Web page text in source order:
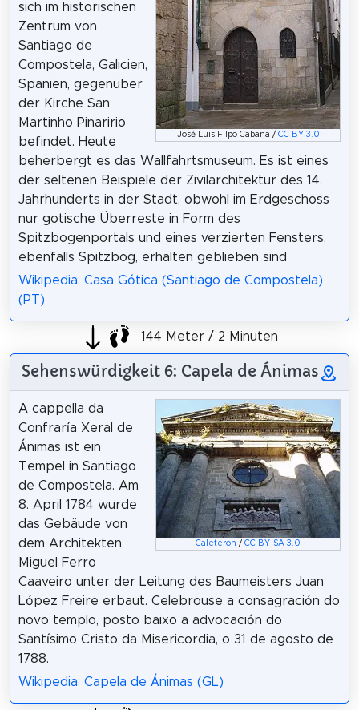
José Luis Filpo Cabana / CC BY 3.0
sich im historischen
Zentrum von
Santiago de
Compostela, Galicien,
Spanien, gegenüber
der Kirche San
Martinho Pinaririo
befindet. Heute
beherbergt es das Wallfahrtsmuseum. Es ist eines
der seltenen Beispiele der Zivilarchitektur des 14.
Jahrhunderts in der Stadt, obwohl im Erdgeschoss
nur gotische Überreste in Form des
Spitzbogenportals und eines verzierten Fensters,
ebenfalls Spitzbog, erhalten geblieben sind
Wikipedia: Casa Gótica (Santiago de Compostela)
(PT)
144 Meter / 2 Minuten
Sehenswürdigkeit 6: Capela de Ánimas
Caleteron /CC BY-SA 3.0
A cappella da
Confraría Xeral de
Ánimas ist ein
Tempel in Santiago
de Compostela. Am
8. April 1784 wurde
das Gebäude von
dem Architekten
Miguel Ferro
Caaveiro unter der Leitung des Baumeisters Juan
López Freire erbaut. Celebrouse a consagración do
novo templo, posto baixo a advocación do
Santísimo Cristo da Misericordia, o 31 de agosto de
1788.
Wikipedia: Capela de Ánimas (GL)